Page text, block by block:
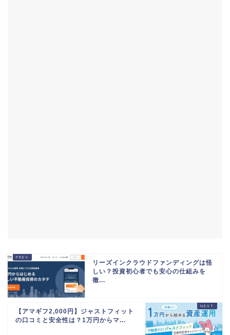
リーズインクラウドファンディングは怪
しい？投資初心者でも安心の仕組みを
徹...
【アマギフ2,000円】ジャストフィット
の口コミと安全性は？1万円からマ...